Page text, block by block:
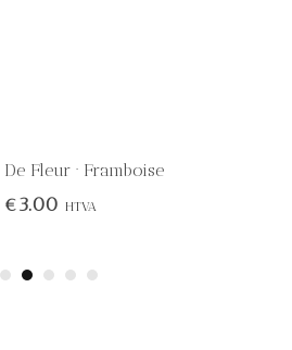
Fleur · Framboise
€3.00 HTVA